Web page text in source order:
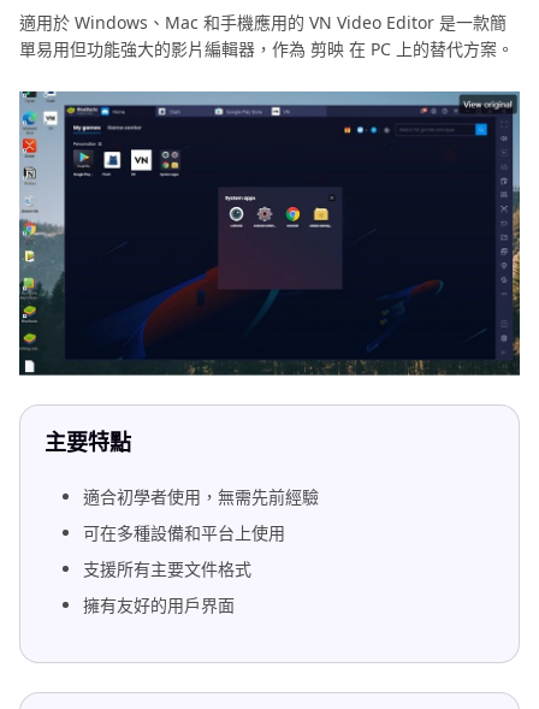
適用於 Windows、Mac 和手機應用的 VN Video Editor 是一款簡
單易用但功能強大的影片編輯器，作為 剪映 在 PC 上的替代方案。
主要特點
適合初學者使用，無需先前經驗
可在多種設備和平台上使用
支援所有主要文件格式
擁有友好的用戶界面